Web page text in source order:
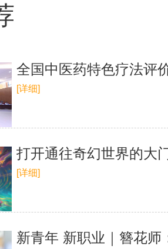
全国中医药特色疗法评
[详细]
打开通往奇幻世界的大
[详细]
新青年 新职业｜簪花师